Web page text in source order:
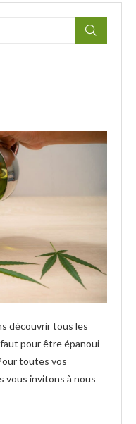
découvrir tous les
pour être épanoui
toutes vos
vous invitons à nous